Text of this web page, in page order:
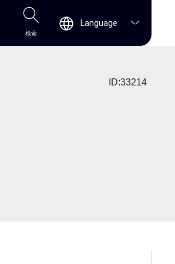
検索
Language
ID:33214